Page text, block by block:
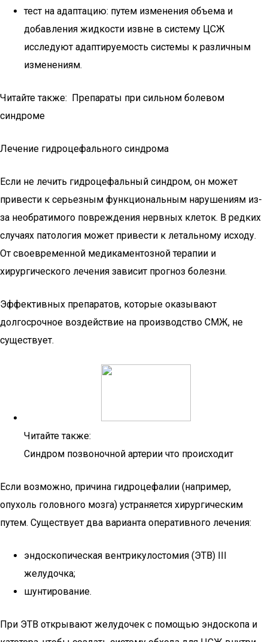
тест на адаптацию: путем изменения объема и
добавления жидкости извне в систему ЦСЖ
исследуют адаптируемость системы к различным
изменениям.
Читайте также: Препараты при сильном болевом
синдроме
Лечение гидроцефального синдрома
Если не лечить гидроцефальный синдром, он может
привести к серьезным функциональным нарушениям из-
за необратимого повреждения нервных клеток. В редких
случаях патология может привести к летальному исходу.
От своевременной медикаментозной терапии и
хирургического лечения зависит прогноз болезни.
Эффективных препаратов, которые оказывают
долгосрочное воздействие на производство СМЖ, не
существует.
Читайте также:
Синдром позвоночной артерии что происходит
Если возможно, причина гидроцефалии (например,
опухоль головного мозга) устраняется хирургическим
путем. Существует два варианта оперативного лечения:
эндоскопическая вентрикулостомия (ЭТВ) III
желудочка;
шунтирование.
При ЭТВ открывают желудочек с помощью эндоскопа и